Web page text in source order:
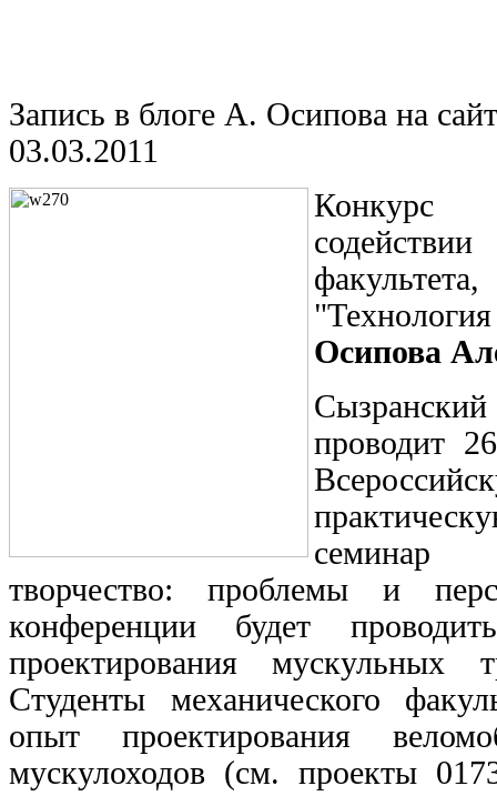
Запись в блоге А. Осипова на
03.03.2011
Конкурс
Осипова
проводит
семинар
творчество: проблемы и
конференции будет
проектирования мускульных
Студенты механического
опыт проектирования
мускулоходов (см. проекты